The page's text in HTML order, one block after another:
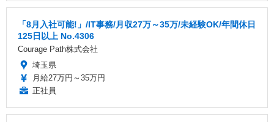
「8月入社可能!」/IT事務/月収27万～35万/未経験OK/年間休日
125日以上 No.4306
Courage Path株式会社
埼玉県
月給27万円～35万円
正社員